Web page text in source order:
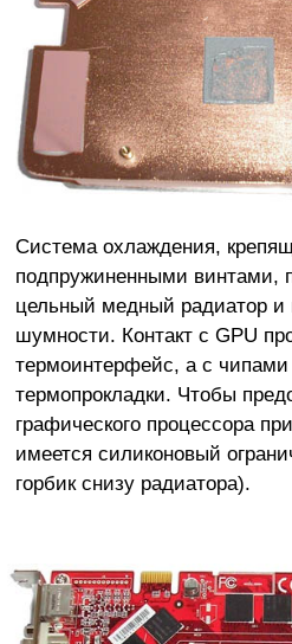
Система охлаждения,
подпружиненными винтами,
цельный медный радиатор и
шумности. Контакт с GPU
термоинтерфейс, а с чипами
термопрокладки. Чтобы
графического процессора
имеется силиконовый
горбик снизу радиатора).